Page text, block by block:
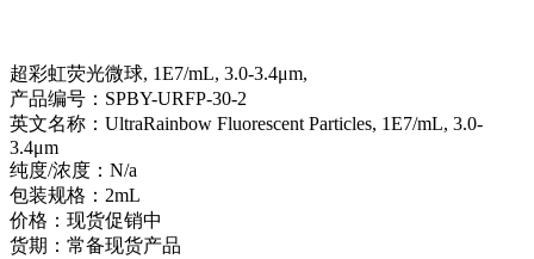
超彩虹荧光微球, 1E7/mL, 3.0-3.4μm,
产品编号： SPBY-URFP-30-2
英文名称： UltraRainbow Fluorescent Particles, 1E7/mL, 3.0-
3.4μm
纯度/浓度： N/a
包装规格： 2mL
价格： 现货促销中
货期： 常备现货产品